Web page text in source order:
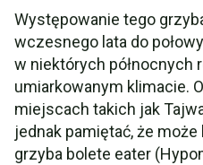
Występowanie tego
wczesnego lata do
w niektórych północnych
umiarkowanym klimacie.
miejscach takich jak
jednak pamiętać, że
grzyba bolete eater